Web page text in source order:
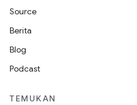
Source
Berita
Blog
Podcast
TEMUKAN